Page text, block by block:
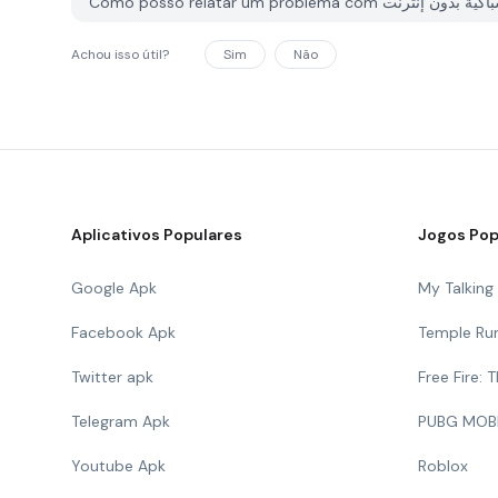
Achou isso útil? Sim Não
Aplicativos Populares
Google Apk
Facebook Apk
Twitter apk
Telegram Apk
Youtube Apk
Jogos
My Talking
Temple
Free Fire:
PUBG
Roblox